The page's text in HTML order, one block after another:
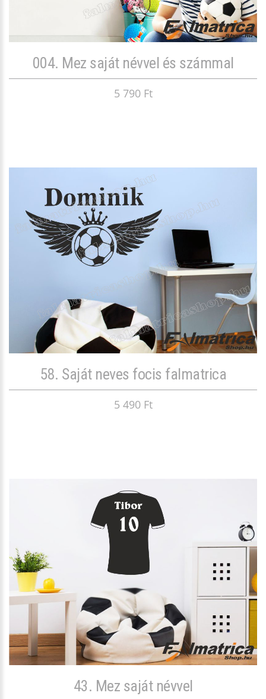
004. Mez saját névvel és számmal
5 790 Ft
58. Saját neves focis falmatrica
5 490 Ft
43. Mez saját névvel